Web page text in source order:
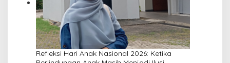
Refleksi Hari Anak Nasional 2026: Ketika